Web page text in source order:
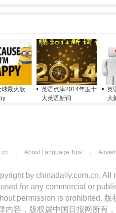
最火歌
英语点津2014年度十
大英语新词
英
大
About Language Tips
by chinadaily.com.cn. All
for any commercial or
permission is prohibited.
内容，版权属中国日报网所有